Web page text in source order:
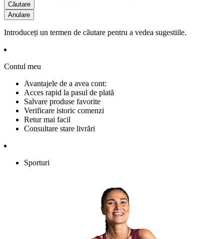
Căutare
Anulare
Introduceți un termen de căutare pentru a vedea sugestiile.
Contul meu
Avantajele de a avea cont:
Acces rapid la pasul de plată
Salvare produse favorite
Verificare istoric comenzi
Retur mai facil
Consultare stare livrări
Sporturi